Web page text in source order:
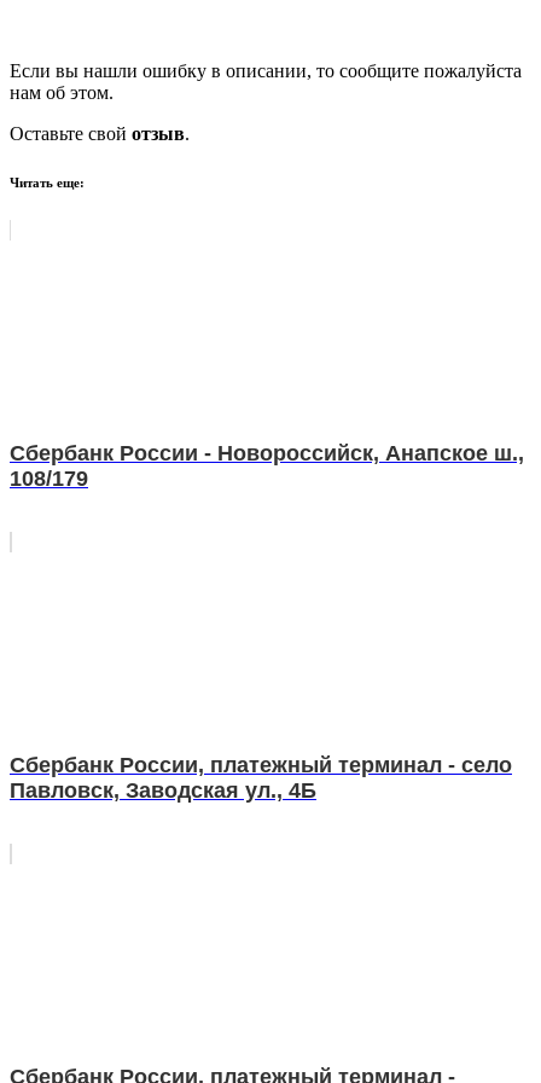
Если вы нашли ошибку в описании, то сообщите пожалуйста
нам об этом.
Оставьте свой отзыв.
Читать еще:
Сбербанк России - Новороссийск, Анапское ш.,
108/179
Сбербанк России, платежный терминал - село
Павловск, Заводская ул., 4Б
Сбербанк России, платежный терминал -